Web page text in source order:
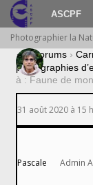
ASCPF
Photographier la
› Forums ›
photographies
à : Faune de
31 août 2020 à 15
Pascale Admin